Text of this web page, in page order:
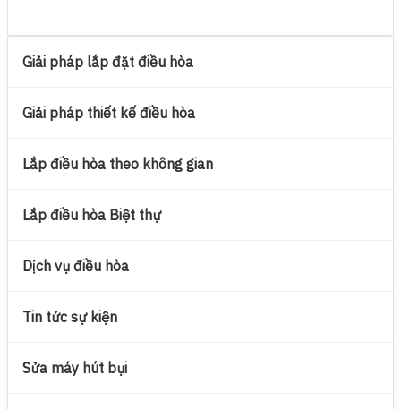
Giải pháp lắp đặt điều hòa
Giải pháp thiết kế điều hòa
Lắp điều hòa theo không gian
Lắp điều hòa Biệt thự
Dịch vụ điều hòa
Tin tức sự kiện
Sửa máy hút bụi